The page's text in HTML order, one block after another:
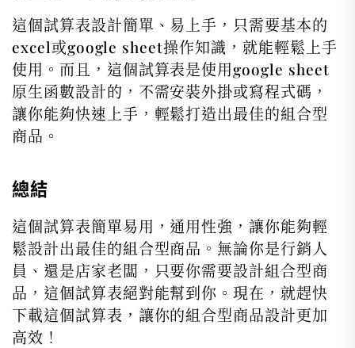
這個試算表設計簡單、易上手，只需要基本的
excel或google sheet操作知識，就能輕鬆上手
使用。而且，這個試算表是使用google sheet
原生函數設計的，不需安裝外掛或寫程式碼，
讓你能夠快速上手，輕鬆打造出最佳的組合型
商品。
總結
這個試算表簡單易用，通用性強，讓你能夠輕
鬆設計出最佳的組合型商品。無論你是行銷人
員、還是店家老闆，只要你需要設計組合型商
品，這個試算表絕對能幫到你。現在，就趕快
下載這個試算表，讓你的組合型商品設計更加
高效！